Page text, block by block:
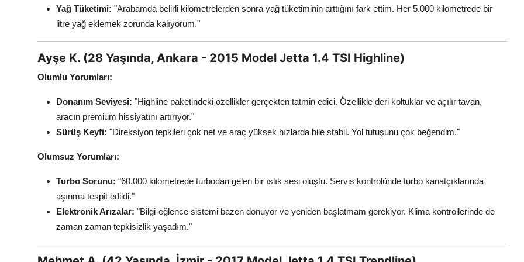
Yağ Tüketimi: "Arabamda belirli kilometrelerden sonra yağ tüketiminin arttığını fark ettim. Her 5.000 kilometrede bir
litre yağ eklemek zorunda kalıyorum."
Ayşe K. (28 Yaşında, Ankara - 2015 Model Jetta 1.4 TSI Highline)
Olumlu Yorumları:
Donanım Seviyesi: "Highline paketindeki özellikler gerçekten tatmin edici. Özellikle deri koltuklar ve açılır tavan,
aracın premium hissiyatını artırıyor."
Sürüş Keyfi: "Direksiyon tepkileri çok net ve araç yüksek hızlarda bile stabil. Yol tutuşunu çok beğendim."
Olumsuz Yorumları:
Turbo Sorunu: "60.000 kilometrede turbodan gelen bir ıslık sesi oluştu. Servis kontrolünde turbo kanatçıklarında
aşınma tespit edildi."
Elektronik Arızalar: "Bilgi-eğlence sistemi bazen donuyor ve yeniden başlatmam gerekiyor. Klima kontrollerinde de
zaman zaman tepkisizlik yaşadım."